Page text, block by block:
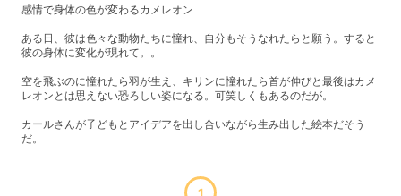
感情で身体の色が変わるカメレオン
ある日、彼は色々な動物たちに憧れ、自分もそうなれたらと願う。すると
彼の身体に変化が現れて。。
空を飛ぶのに憧れたら羽が生え、キリンに憧れたら首が伸びと最後はカメ
レオンとは思えない恐ろしい姿になる。可笑しくもあるのだが。
カールさんが子どもとアイデアを出し合いながら生み出した絵本だそう
だ。
1